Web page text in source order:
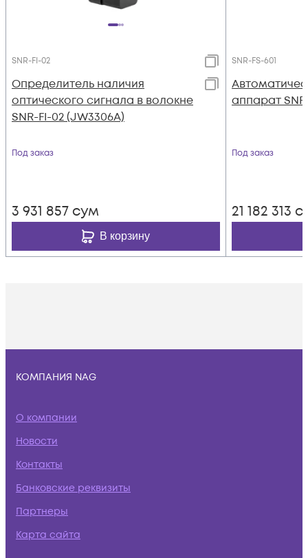
SNR-FI-02
Определитель наличия
оптического сигнала в волокне
SNR-FI-02 (JW3306A)
Под заказ
3 931 857 сум
В корзину
SNR-FS-601
аппарат
Под заказ
21 182 313
КОМПАНИЯ NAG
О компании
Новости
Контакты
Банковские реквизиты
Партнеры
Карта сайта